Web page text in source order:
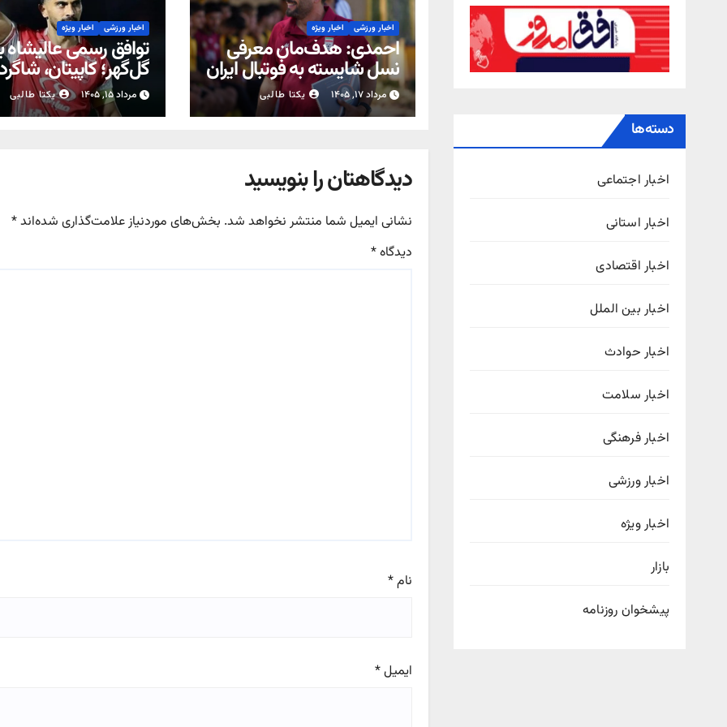
دسته‌ها
اخبار اجتماعی
اخبار استانی
اخبار اقتصادی
اخبار بین الملل
اخبار حوادث
اخبار سلامت
اخبار فرهنگی
اخبار ورزشی
اخبار ویژه
بازار
پیشخوان روزنامه
اخبار ورزشی اخبار ویژه
احمدی: هدف‌مان معرفی
نسل شایسته به فوتبال ایران
است
مرداد ۱۷, ۱۴۰۵ یکتا طالبی
اخبار ورزشی اخبار ویژه
توافق رسمی عالیشاه
گل‌گهر؛ کاپیتان، شاگرد
رحمتی شد
مرداد ۱۵, ۱۴۰۵ یکتا طالبی
دیدگاهتان را بنویسید
نشانی ایمیل شما منتشر نخواهد شد. بخش‌های موردنیاز علامت‌گذاری شده‌اند*
دیدگاه*
نام*
ایمیل*